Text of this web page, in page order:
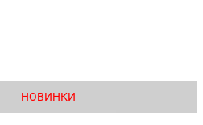
НОВИНКИ